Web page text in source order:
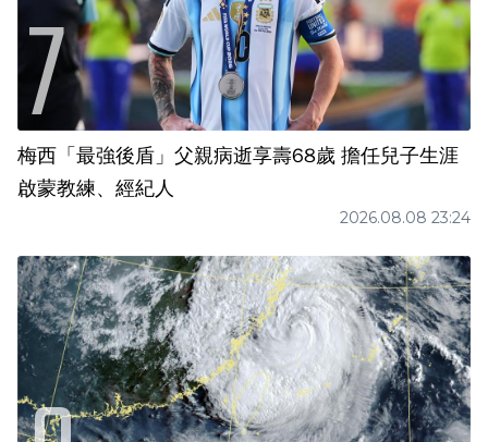
梅西「最強後盾」父親病逝享壽68歲 擔任兒子生涯
啟蒙教練、經紀人
2026.08.08 23:24